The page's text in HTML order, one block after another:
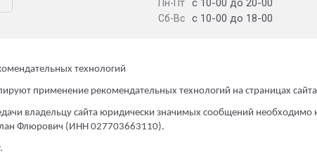
Пн-Пт с 10-00 до 20-00
Сб-Вс с 10-00 до 18-00
технологий
применение рекомендательных технологий на страницах сайта
владельцу сайта юридически значимых сообщений
Флюрович (ИНН 027703663110).